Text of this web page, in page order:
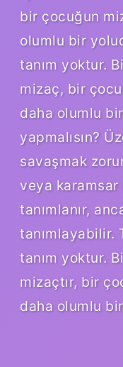
bir çocuğun
olumlu bir
tanım yoktur.
mizaç, bir
daha olumlu
yapmalısın?
savaşmak
veya
tanımlanır,
tanımlayabilir.
tanım yoktur.
mizaçtır, bir
daha olumlu